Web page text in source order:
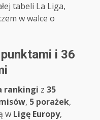
tabeli La Liga,
w walce o
i 36
rankingi z 35
, 5 porażek,
w Ligę Europy,